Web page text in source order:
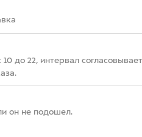
до 22, интервал
он не подошел.